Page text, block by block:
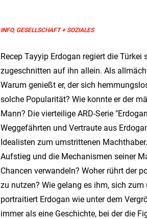
INFO, GESELLSCHAFT + SOZIALES
Recep Tayyip Erdogan regiert die
zugeschnitten auf ihn allein. Als
Warum genießt er, der sich
solche Popularität? Wie konnte er der
Mann? Die vierteilige ARD-Serie
Weggefährten und Vertraute aus
Idealisten zum umstrittenen
Aufstieg und die Mechanismen seiner
Chancen verwandeln? Woher rührt der
zu nutzen? Wie gelang es ihm, sich
portraitiert Erdogan wie unter dem
immer als eine Geschichte, bei der die